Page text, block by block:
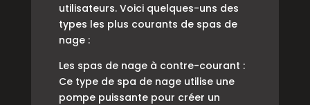
utilisateurs. Voici quelques-uns des
types les plus courants de spas de
nage :
Les spas de nage à contre-courant :
Ce type de spa de nage utilise une
pompe puissante pour créer un